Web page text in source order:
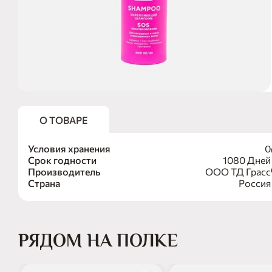
О ТОВАРЕ
Условия хранения
0
Срок годности
1080 Дней
Производитель
ООО ТД Грасс
Страна
Россия
РЯДОМ НА ПОЛКЕ